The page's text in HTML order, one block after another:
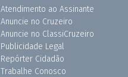
Atendimento ao Assinante
Anuncie no Cruzeiro
Anuncie no ClassiCruzeiro
Publicidade Legal
Repórter Cidadão
Trabalhe Conosco